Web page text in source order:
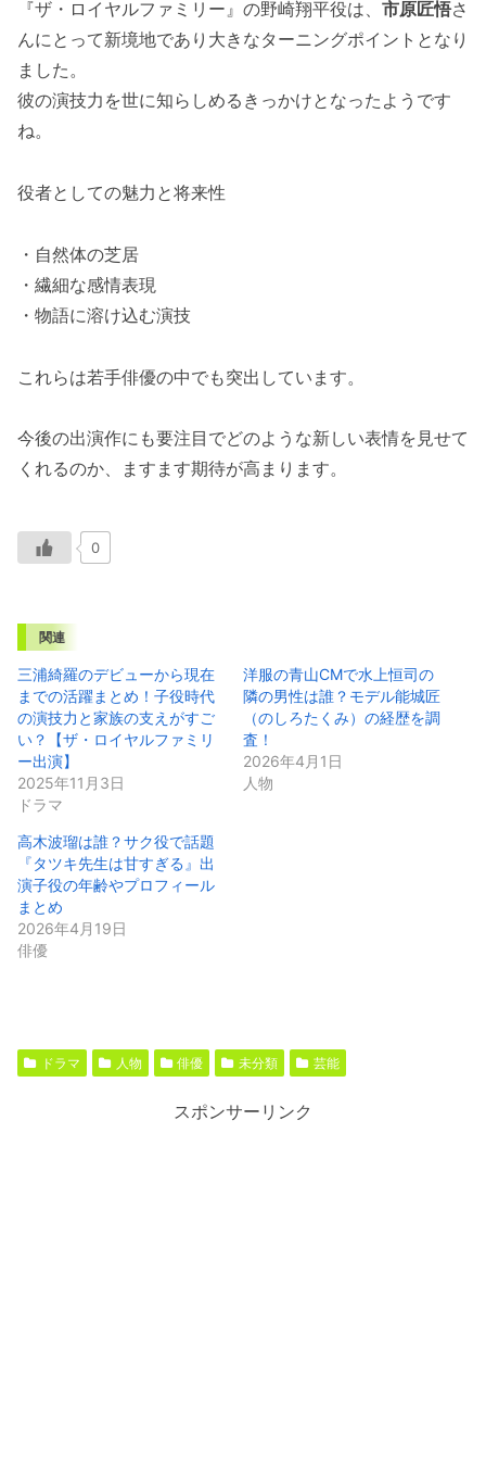
『ザ・ロイヤルファミリー』の野崎翔平役は、 市原匠悟さ
んにとって新境地であり大きなターニングポイントとなり
ました。
彼の演技力を世に知らしめるきっかけとなったようです
ね。
役者としての魅力と将来性
・自然体の芝居
・繊細な感情表現
・物語に溶け込む演技
これらは若手俳優の中でも突出しています。
今後の出演作にも要注目でどのような新しい表情を見せて
くれるのか、ますます期待が高まります。
0
関連
三浦綺羅のデビューから現在
までの活躍まとめ！子役時代
の演技力と家族の支えがすご
い？【ザ・ロイヤルファミリ
ー出演】
2025年11月3日
ドラマ
洋服の青山CMで水上恒司の
隣の男性は誰？モデル能城匠
（のしろたくみ）の経歴を調
査！
2026年4月1日
人物
高木波瑠は誰？サク役で話題
『タツキ先生は甘すぎる』出
演子役の年齢やプロフィール
まとめ
2026年4月19日
俳優
ドラマ 人物 俳優 未分類 芸能
スポンサーリンク